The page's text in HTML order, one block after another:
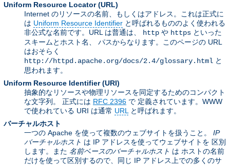
Uniform Resource Locator (URL)
Internet のリソースの名前、もしくはアドレス。これは正式に
は Uniform Resource Identifier と呼ばれるもののよく使われる
非公式な名前です。URL は普通は、
http や https といった
スキームとホスト名、 パスからなります。このページの URL
はおそらく
http://httpd.apache.org/docs/2.4/glossary.html と
思われます。
Uniform Resource Identifier (URI)
抽象的なリソースや物理リソースを同定するためのコンパクト
な文字列。 正式には RFC 2396 で 定義されています。WWW
で使われている URI は通常 URL
と呼ばれます。
バーチャルホスト
一つの Apache を使って複数のウェブサイトを扱うこと。 IP
バーチャルホスト は IP アドレスを使ってウェブサイトを 区別
します。また 名前ベースのバーチャルホスト は ホストの名前
だけを使って区別するので、同じ IP アドレス上での多くのサ